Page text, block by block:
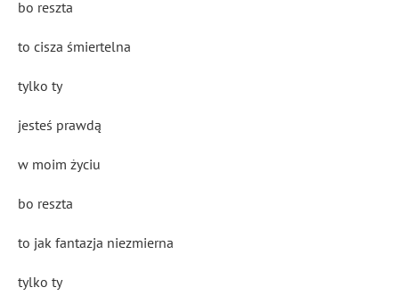
bo reszta
to cisza śmiertelna
tylko ty
jesteś prawdą
w moim życiu
bo reszta
to jak fantazja niezmierna
tylko ty